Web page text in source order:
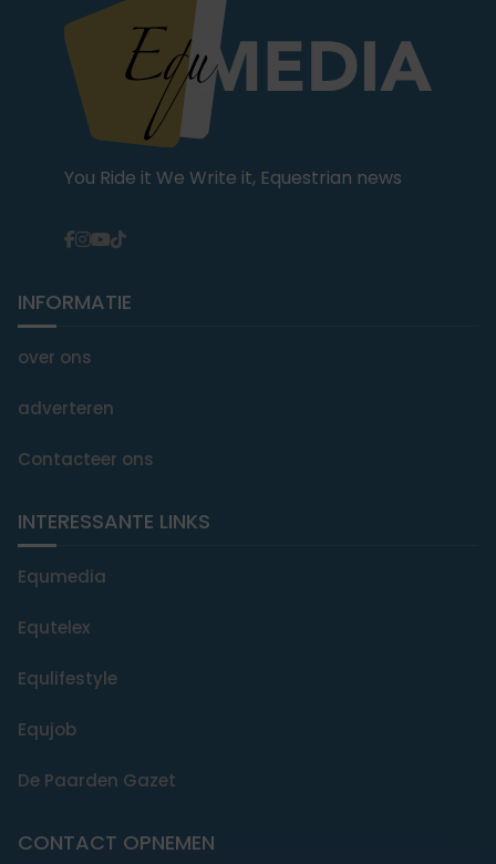
You Ride it We Write it, Equestrian news
INFORMATIE
over ons
adverteren
Contacteer ons
INTERESSANTE LINKS
Equmedia
Equtelex
Equlifestyle
Equjob
De Paarden Gazet
CONTACT OPNEMEN